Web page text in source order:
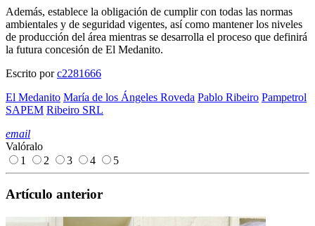
Además, establece la obligación de cumplir con todas las normas
ambientales y de seguridad vigentes, así como mantener los niveles
de producción del área mientras se desarrolla el proceso que definirá
la futura concesión de El Medanito.
Escrito porc2281666
El Medanito María de los Ángeles Roveda Pablo Ribeiro Pampetrol
SAPEM Ribeiro SRL
email
Valóralo
1
2 3 4 5
Artículo anterior